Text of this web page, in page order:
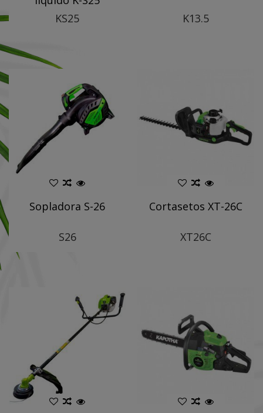
KS25
K13.5
Sopladora S-26
S26
Cortasetos XT-26C
XT26C